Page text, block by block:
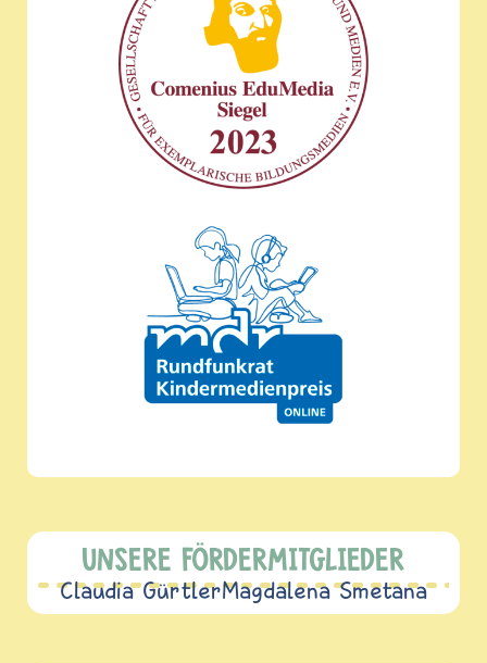
UNSERE FÖRDERMITGLIEDER
Claudia GürtlerMagdalena Smetana